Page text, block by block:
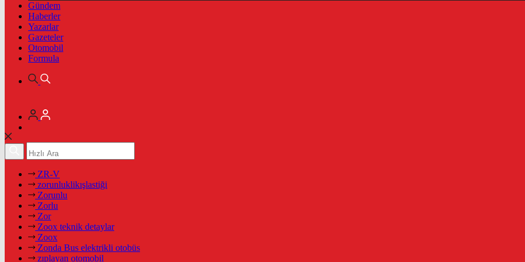
Gündem
Haberler
Yazarlar
Gazeteler
Otomobil
Formula
ZR-V
zorunluklikışlastiği
Zorunlu
Zorlu
Zor
Zoox teknik detaylar
Zoox
Zonda Bus elektrikli otobüs
zıplayan otomobil